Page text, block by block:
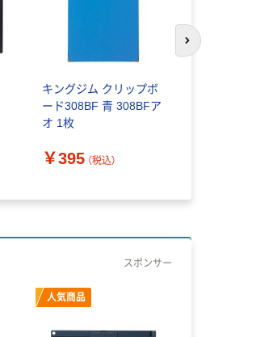
キングジム クリップボ
ード308BF 青 308BFア
オ 1枚
￥395 （税込）
次のスライド
スポンサー
人気商品